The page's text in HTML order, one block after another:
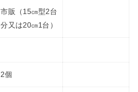
市販（15㎝型2台
分又は20㎝1台）
2個